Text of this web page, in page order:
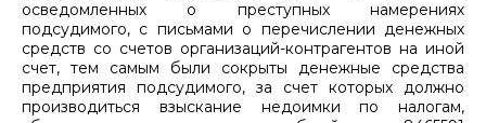
осведомленных о преступных намерениях
подсудимого, с письмами о перечислении денежных
средств со счетов организаций-контрагентов на иной
счет, тем самым были сокрыты денежные средства
предприятия подсудимого, за счет которых должно
производиться взыскание недоимки по налогам,